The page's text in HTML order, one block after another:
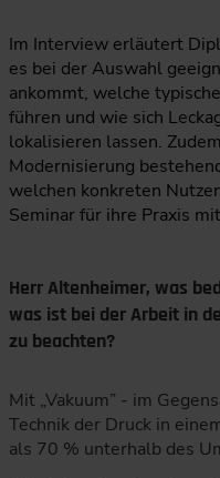
Im Interview erläutert
es bei der Auswahl
ankommt, welche
führen und wie sich
lokalisieren lassen.
Modernisierung
welchen konkreten
Seminar für ihre Praxis
Herr Altenheimer, was
was ist bei der Arbeit in
zu beachten?
Mit „Vakuum” - im
Technik der Druck in
als 70 % unterhalb des